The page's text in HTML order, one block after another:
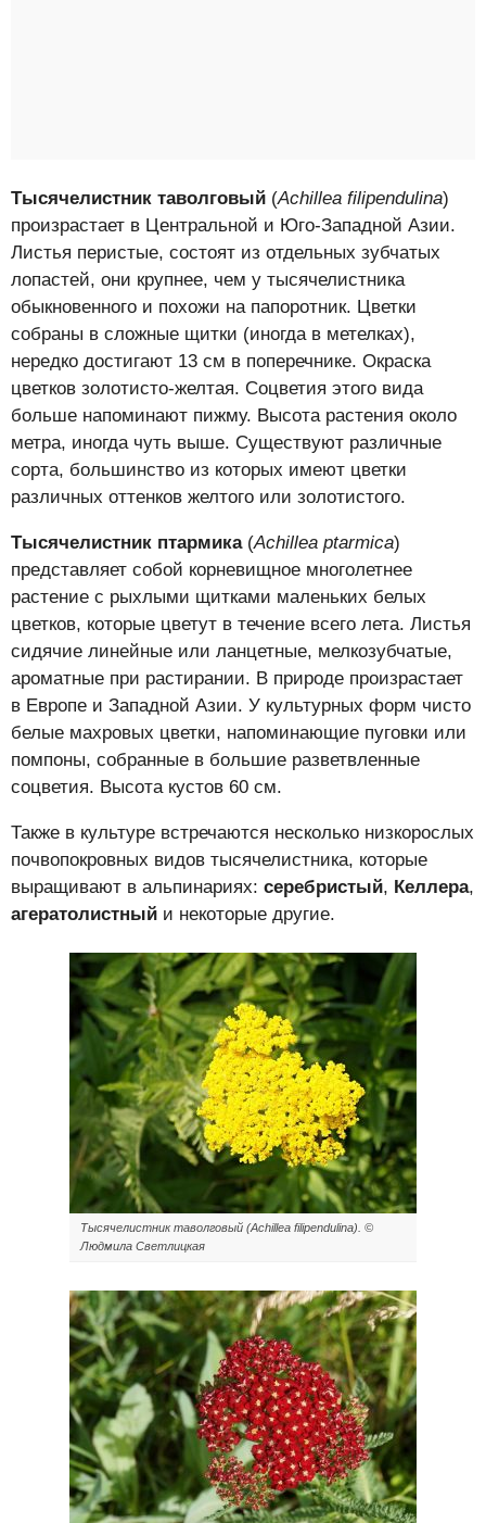
Тысячелистник таволговый (Achillea filipendulina)
произрастает в Центральной и Юго-Западной Азии.
Листья перистые, состоят из отдельных зубчатых
лопастей, они крупнее, чем у тысячелистника
обыкновенного и похожи на папоротник. Цветки
собраны в сложные щитки (иногда в метелках),
нередко достигают 13 см в поперечнике. Окраска
цветков золотисто-желтая. Соцветия этого вида
больше напоминают пижму. Высота растения около
метра, иногда чуть выше. Существуют различные
сорта, большинство из которых имеют цветки
различных оттенков желтого или золотистого.
Тысячелистник птармика(Achillea ptarmica)
представляет собой корневищное многолетнее
растение с рыхлыми щитками маленьких белых
цветков, которые цветут в течение всего лета. Листья
сидячие линейные или ланцетные, мелкозубчатые,
ароматные при растирании. В природе произрастает
в Европе и Западной Азии. У культурных форм чисто
белые махровых цветки, напоминающие пуговки или
помпоны, собранные в большие разветвленные
соцветия. Высота кустов 60 см.
Также в культуре встречаются несколько низкорослых
почвопокровных видов тысячелистника, которые
выращивают в альпинариях: серебристый, Келлера,
агератолистный и некоторые другие.
Тысячелистник таволговый (Achillea filipendulina). ©
Людмила Светлицкая